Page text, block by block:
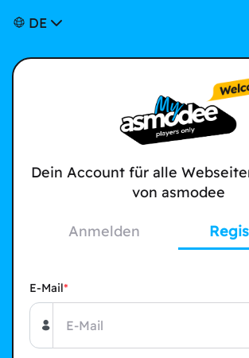
DE
Dein Account für alle
von asmodee
Anmelden
E-Mail